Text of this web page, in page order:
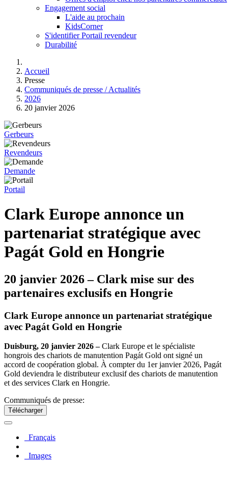
Engagement social
L'aide au prochain
KidsCorner
S'identifier Portail revendeur
Durabilité
Accueil
Presse
Communiqués de presse / Actualités
2026
20 janvier 2026
Gerbeurs
Revendeurs
Demande
Portail
Clark Europe annonce un
partenariat stratégique avec
Pagát Gold en Hongrie
20 janvier 2026 – Clark mise sur des
partenaires exclusifs en Hongrie
Clark Europe annonce un partenariat stratégique
avec Pagát Gold en Hongrie
Duisburg, 20 janvier 2026 –Clark Europe et le spécialiste
hongrois des chariots de manutention Pagát Gold ont signé un
accord de coopération global. À compter du 1er janvier 2026, Pagát
Gold deviendra le distributeur exclusif des chariots de manutention
et des services Clark en Hongrie.
Communiqués de presse:
Télécharger
Français
Images